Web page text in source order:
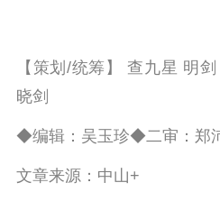
【策划/统筹】 查九星 明
晓剑
◆编辑：吴玉珍◆二审：郑
文章来源：中山+